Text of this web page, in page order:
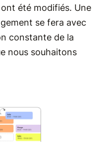
été modifiés. Une
se fera avec
constante de la
nous souhaitons